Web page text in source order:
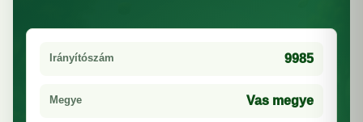
Irányítószám 9985
Megye Vas megye